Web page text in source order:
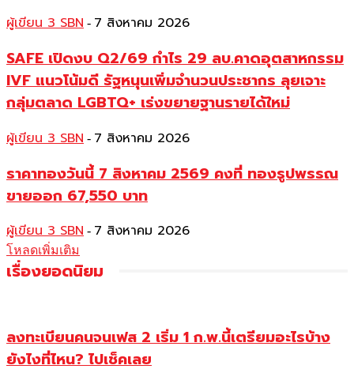
ผู้เขียน 3 SBN - 7 สิงหาคม 2026
SAFE เปิดงบ Q2/69 กำไร 29 ลบ.คาดอุตสาหกรรม
IVF แนวโน้มดี รัฐหนุนเพิ่มจำนวนประชากร ลุยเจาะ
กลุ่มตลาด LGBTQ+ เร่งขยายฐานรายได้ใหม่
ผู้เขียน 3 SBN - 7 สิงหาคม 2026
ราคาทองวันนี้ 7 สิงหาคม 2569 คงที่ ทองรูปพรรณ
ขายออก 67,550 บาท
ผู้เขียน 3 SBN - 7 สิงหาคม 2026
โหลดเพิ่มเติม
เรื่องยอดนิยม
ลงทะเบียนคนจนเฟส 2 เริ่ม 1 ก.พ.นี้เตรียมอะไรบ้าง
ยังไงที่ไหน? ไปเช็คเลย